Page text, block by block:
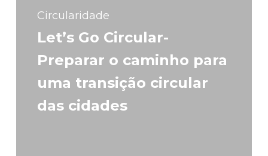
Circularidade
Let’s Go Circular-
Preparar o caminho para
uma transição circular
das cidades